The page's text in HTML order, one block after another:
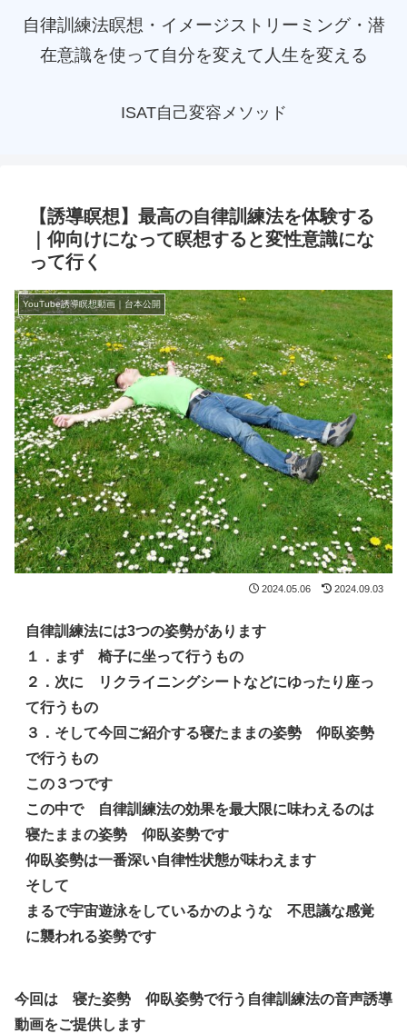
自律訓練法瞑想・イメージストリーミング・潜
在意識を使って自分を変えて人生を変える
ISAT自己変容メソッド
【誘導瞑想】最高の自律訓練法を体験する
｜仰向けになって瞑想すると変性意識にな
って行く
YouTube誘導瞑想動画｜台本公開
2024.05.06 2024.09.03
自律訓練法には3つの姿勢があります
１．まず 椅子に坐って行うもの
２．次に リクライニングシートなどにゆったり座っ
て行うもの
３．そして今回ご紹介する寝たままの姿勢 仰臥姿勢
で行うもの
この３つです
この中で 自律訓練法の効果を最大限に味わえるのは
寝たままの姿勢 仰臥姿勢です
仰臥姿勢は一番深い自律性状態が味わえます
そして
まるで宇宙遊泳をしているかのような 不思議な感覚
に襲われる姿勢です
今回は
寝た姿勢 仰臥姿勢で行う自律訓練法の音声誘導
動画をご提供します